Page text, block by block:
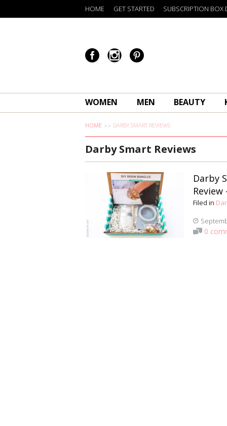
HOME GET STARTED SUBSCRIPTION BOX
WOMEN MEN BEAUTY
HOME DARBY SMART REVIEWS
Darby Smart Reviews
Darby
Filed in
0